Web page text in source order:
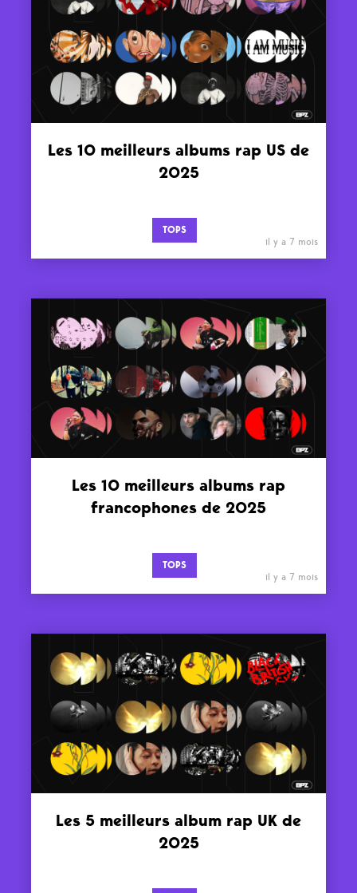
Les 10 meilleurs albums rap US de
2025
TOPS
il y a 7 mois
Les 10 meilleurs albums rap
francophones de 2025
TOPS
il y a 7 mois
Les 5 meilleurs album rap UK de
2025